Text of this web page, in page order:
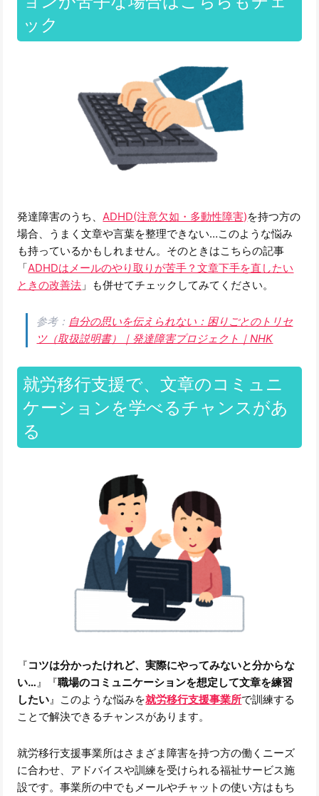
ック
発達障害のうち、ADHD(注意欠如・多動性障害)を持つ方の
場合、うまく文章や言葉を整理できない…このような悩み
も持っているかもしれません。そのときはこちらの記事
「ADHDはメールのやり取りが苦手？文章下手を直したい
ときの改善法 」も併せてチェックしてみてください。
参考： 自分の思いを伝えられない：困りごとのトリセ
ツ（取扱説明書）｜発達障害プロジェクト｜NHK
就労移行支援で、文章のコミュニ
ケーションを学べるチャンスがあ
る
『コツは分かったけれど、実際にやってみないと分からな
い…』『職場のコミュニケーションを想定して文章を練習
したい』このような悩みを就労移行支援事業所で訓練する
ことで解決できるチャンスがあります。
就労移行支援事業所はさまざま障害を持つ方の働くニーズ
に合わせ、アドバイスや訓練を受けられる福祉サービス施
設です。事業所の中でもメールやチャットの使い方はもち